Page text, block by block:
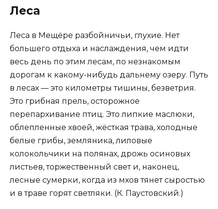
Леса
Леса в Мещёре разбойничьи, глухие. Нет
большего отдыха и наслаждения, чем идти
весь день по этим лесам, по незнакомым
дорогам к какому-нибудь дальнему озеру. Путь
в лесах — это километры тишины, безветрия.
Это грибная прель, осторожное
перепархивание птиц. Это липкие маслюки,
облепленные хвоей, жёсткая трава, холодные
белые грибы, земляника, лиловые
колокольчики на полянах, дрожь осиновых
листьев, торжественный свет и, наконец,
лесные сумерки, когда из мхов тянет сыростью
и в траве горят светляки. (К. Паустовский.)